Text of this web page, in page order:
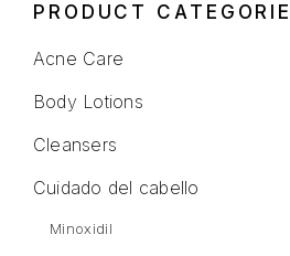
PRODUCT
Acne Care
Body Lotions
Cleansers
Cuidado del cabello
Minoxidil